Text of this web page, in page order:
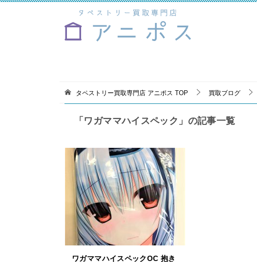
タペストリー買取専門店 アニポス TOP 買取ブログ
「ワガママハイスペック」の記事一覧
ワガママハイスペックOC 抱き